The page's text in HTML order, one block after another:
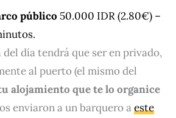
público 50.000 IDR (2.80€) –
día tendrá que ser en privado,
al puerto (el mismo del
alojamiento que te lo organice
enviaron a un barquero aeste